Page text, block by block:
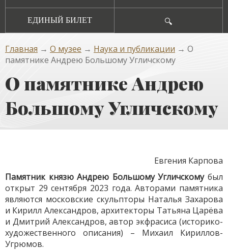
ЕДИНЫЙ БИЛЕТ 🔍
Главная → О музее → Наука и публикации → О
памятнике Андрею Большому Угличскому
О памятнике Андрею
Большому Угличскому
Евгения Карпова
Памятник князю Андрею Большому Угличскомубыл
открыт 29 сентября 2023 года. Авторами памятника
являются московские скульпторы Наталья Захарова
и Кирилл Александров, архитекторы Татьяна Царёва
и Дмитрий Александров, автор экфрасиса (историко-
художественного описания) – Михаил Кириллов-
Угрюмов.